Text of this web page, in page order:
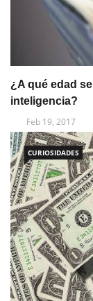
¿A qué edad
inteligencia?
Feb 19, 2017
CURIOSIDADES